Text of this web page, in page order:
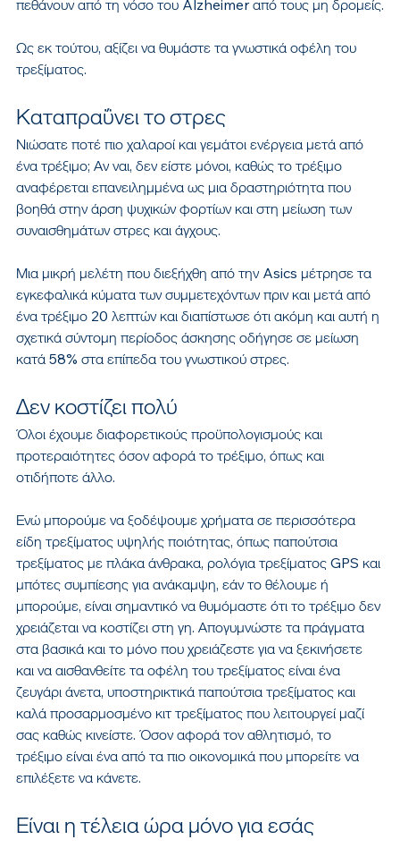
πεθάνουν από τη νόσο του Alzheimer από τους μη δρομείς.
Ως εκ τούτου, αξίζει να θυμάστε τα γνωστικά οφέλη του
τρεξίματος.
Καταπραΰνει το στρες
Νιώσατε ποτέ πιο χαλαροί και γεμάτοι ενέργεια μετά από
ένα τρέξιμο; Αν ναι, δεν είστε μόνοι, καθώς το τρέξιμο
αναφέρεται επανειλημμένα ως μια δραστηριότητα που
βοηθά στην άρση ψυχικών φορτίων και στη μείωση των
συναισθημάτων στρες και άγχους.
Μια μικρή μελέτη που διεξήχθη από την Asics μέτρησε τα
εγκεφαλικά κύματα των συμμετεχόντων πριν και μετά από
ένα τρέξιμο 20 λεπτών και διαπίστωσε ότι ακόμη και αυτή η
σχετικά σύντομη περίοδος άσκησης οδήγησε σε μείωση
κατά 58% στα επίπεδα του γνωστικού στρες.
Δεν κοστίζει πολύ
Όλοι έχουμε διαφορετικούς προϋπολογισμούς και
προτεραιότητες όσον αφορά το τρέξιμο, όπως και
οτιδήποτε άλλο.
Ενώ μπορούμε να ξοδέψουμε χρήματα σε περισσότερα
είδη τρεξίματος υψηλής ποιότητας, όπως παπούτσια
τρεξίματος με πλάκα άνθρακα, ρολόγια τρεξίματος GPS και
μπότες συμπίεσης για ανάκαμψη, εάν το θέλουμε ή
μπορούμε, είναι σημαντικό να θυμόμαστε ότι το τρέξιμο δεν
χρειάζεται να κοστίζει στη γη. Απογυμνώστε τα πράγματα
στα βασικά και το μόνο που χρειάζεστε για να ξεκινήσετε
και να αισθανθείτε τα οφέλη του τρεξίματος είναι ένα
ζευγάρι άνετα, υποστηρικτικά παπούτσια τρεξίματος και
καλά προσαρμοσμένο κιτ τρεξίματος που λειτουργεί μαζί
σας καθώς κινείστε. Όσον αφορά τον αθλητισμό, το
τρέξιμο είναι ένα από τα πιο οικονομικά που μπορείτε να
επιλέξετε να κάνετε.
Είναι η τέλεια ώρα μόνο για εσάς